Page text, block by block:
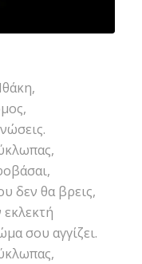
δεν θα βρεις,
σου αγγίζει.